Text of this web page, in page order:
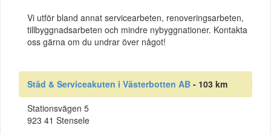
Vi utför bland annat servicearbeten, renoveringsarbeten,
tillbyggnadsarbeten och mindre nybyggnationer. Kontakta
oss gärna om du undrar över något!
Städ & Serviceakuten i Västerbotten AB - 103 km
Stationsvägen 5
923 41 Stensele